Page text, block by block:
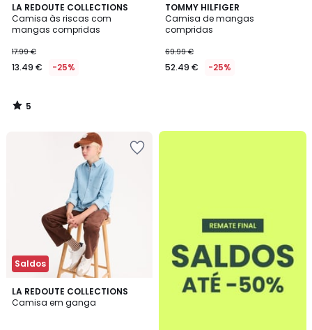
LA REDOUTE COLLECTIONS
Camisa às riscas com
mangas compridas
17.99 €
13.49 € -25%
5
/
5
5
/
TOMMY HILFIGER
Camisa de mangas
compridas
69.99 €
52.49 € -25%
Saldos
LA REDOUTE COLLECTIONS
Camisa em ganga
até